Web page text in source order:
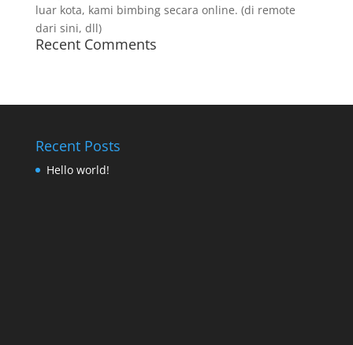
luar kota, kami bimbing secara online. (di remote
dari sini, dll)
Recent Comments
Recent Posts
Hello world!